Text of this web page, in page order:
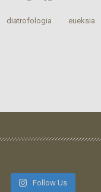
‎diatrofologia‬ ‎eueksia‬
Follow Us